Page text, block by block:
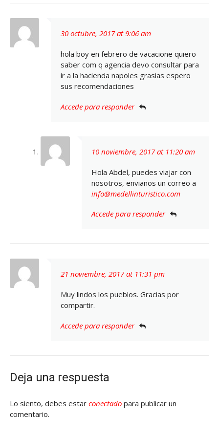
30 octubre, 2017 at 9:06 am
hola boy en febrero de vacacione quiero
saber com q agencia devo consultar para
ir a la hacienda napoles grasias espero
sus recomendaciones
Accede para responder
10 noviembre, 2017 at 11:20 am
Hola Abdel, puedes viajar con
nosotros, envianos un correo a
info@medellinturistico.com
Accede para responder
21 noviembre, 2017 at 11:31 pm
Muy lindos los pueblos. Gracias por
compartir.
Accede para responder
Deja una respuesta
Lo siento, debes estar conectado para publicar un
comentario.